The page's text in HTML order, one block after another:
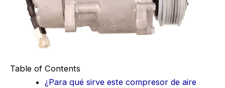
Table of Contents
¿Para qué sirve este compresor de aire